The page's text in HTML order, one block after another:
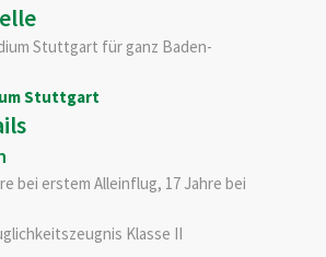
Stuttgart für ganz Baden-
Stuttgart
bei erstem Alleinflug, 17 Jahre bei
Klasse II